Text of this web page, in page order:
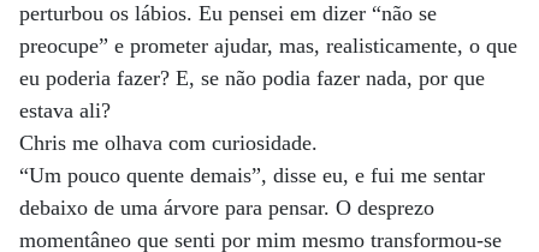
perturbou os lábios. Eu pensei em dizer “não se
preocupe” e prometer ajudar, mas, realisticamente, o que
eu poderia fazer? E, se não podia fazer nada, por que
estava ali?
Chris me olhava com curiosidade.
“Um pouco quente demais”, disse eu, e fui me sentar
debaixo de uma árvore para pensar. O desprezo
momentâneo que senti por mim mesmo transformou-se